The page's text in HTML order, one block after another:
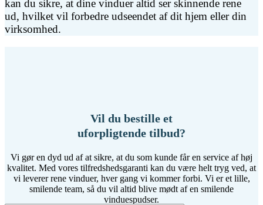
kan du sikre, at dine vinduer altid ser skinnende rene
ud, hvilket vil forbedre udseendet af dit hjem eller din
virksomhed.
Vil du bestille et
uforpligtende tilbud?
Vi gør en dyd ud af at sikre, at du som kunde får en service af høj
kvalitet. Med vores tilfredshedsgaranti kan du være helt tryg ved, at
vi leverer rene vinduer, hver gang vi kommer forbi. Vi er et lille,
smilende team, så du vil altid blive mødt af en smilende
vinduespudser.